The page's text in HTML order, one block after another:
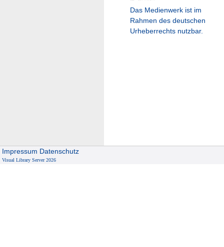
Das Medienwerk ist im
Rahmen des deutschen
Urheberrechts nutzbar.
Impressum Datenschutz
Visual Library Server 2026